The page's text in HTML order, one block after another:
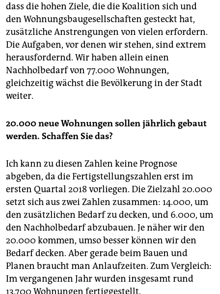
dass die hohen Ziele, die die Koalition sich und
den Wohnungsbaugesellschaften gesteckt hat,
zusätzliche Anstrengungen von vielen erfordern.
Die Aufgaben, vor denen wir stehen, sind extrem
herausfordernd. Wir haben allein einen
Nachholbedarf von 77.000 Wohnungen,
gleichzeitig wächst die Bevölkerung in der Stadt
weiter.
20.000 neue Wohnungen sollen jährlich gebaut
werden. Schaffen Sie das?
Ich kann zu diesen Zahlen keine Prognose
abgeben, da die Fertigstellungszahlen erst im
ersten Quartal 2018 vorliegen. Die Zielzahl 20.000
setzt sich aus zwei Zahlen zusammen: 14.000, um
den zusätzlichen Bedarf zu decken, und 6.000, um
den Nachholbedarf abzubauen. Je näher wir den
20.000 kommen, umso besser können wir den
Bedarf decken. Aber gerade beim Bauen und
Planen braucht man Anlaufzeiten. Zum Vergleich:
Im vergangenen Jahr wurden insgesamt rund
13.700 Wohnungen fertiggestellt.